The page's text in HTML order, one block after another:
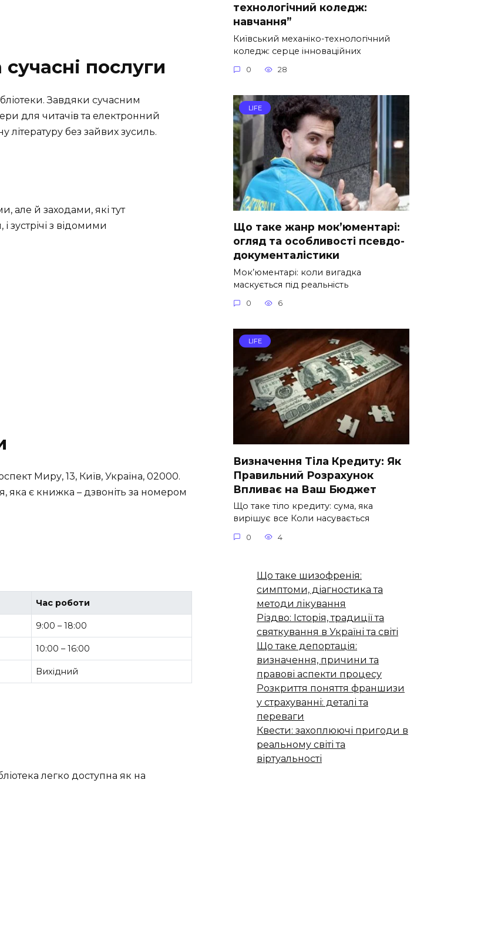
послуги
Завдяки сучасним
для читачів та електронний
літературу без зайвих зусиль.
але й заходами, які тут
зустрічі з відомими
Миру, 13, Київ, Україна, 02000.
яка є книжка – дзвоніть за номером
Час роботи
9:00 – 18:00
10:00 – 16:00
Вихідний
легко доступна як на
технологічний коледж:
навчання”
Київський механіко-технологічний
коледж: серце інноваційних
0 28
LIFE
Що таке жанр мок’юментарі:
огляд та особливості псевдо-
документалістики
Мок’юментарі: коли вигадка
маскується під реальність
0 6
LIFE
Визначення Тіла Кредиту: Як
Правильний Розрахунок
Впливає на Ваш Бюджет
Що таке тіло кредиту: сума, яка
вирішує все Коли насувається
0 4
Що таке шизофренія:
симптоми, діагностика та
методи лікування
Різдво: Історія, традиції та
святкування в Україні та світі
Що таке депортація:
визначення, причини та
правові аспекти процесу
Розкриття поняття франшизи
у страхуванні: деталі та
переваги
Квести: захоплюючі пригоди в
реальному світі та
віртуальності